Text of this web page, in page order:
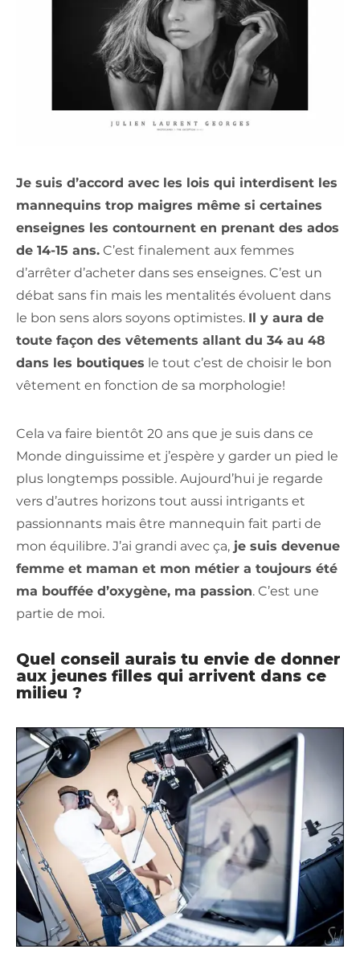
Je suis d’accord avec les lois qui interdisent les
mannequins trop maigres même si certaines
enseignes les contournent en prenant des ados
de 14-15 ans. C’est finalement aux femmes
d’arrêter d’acheter dans ses enseignes. C’est un
débat sans fin mais les mentalités évoluent dans
le bon sens alors soyons optimistes. Il y aura de
toute façon des vêtements allant du 34 au 48
dans les boutiques le tout c’est de choisir le bon
vêtement en fonction de sa morphologie!
Cela va faire bientôt 20 ans que je suis dans ce
Monde dinguissime et j’espère y garder un pied le
plus longtemps possible. Aujourd’hui je regarde
vers d’autres horizons tout aussi intrigants et
passionnants mais être mannequin fait parti de
mon équilibre. J’ai grandi avec ça, je suis devenue
femme et maman et mon métier a toujours été
ma bouffée d’oxygène, ma passion. C’est une
partie de moi.
Quel conseil aurais tu envie de donner
aux jeunes filles qui arrivent dans ce
milieu ?